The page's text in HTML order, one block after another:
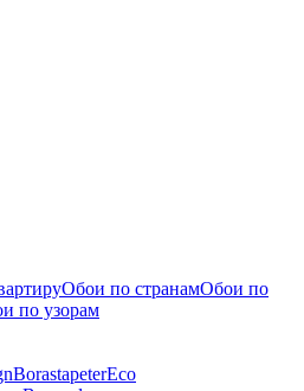
Обои по странамОбои по
по узорам
BorastapeterEco